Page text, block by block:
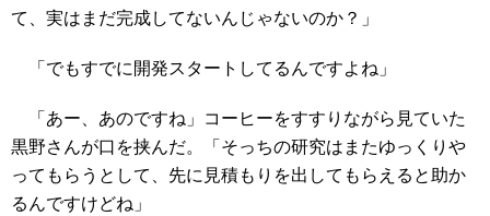
て、実はまだ完成してないんじゃないのか？」
「でもすでに開発スタートしてるんですよね」
「あー、あのですね」コーヒーをすすりながら見ていた
黒野さんが口を挟んだ。「そっちの研究はまたゆっくりや
ってもらうとして、先に見積もりを出してもらえると助か
るんですけどね」